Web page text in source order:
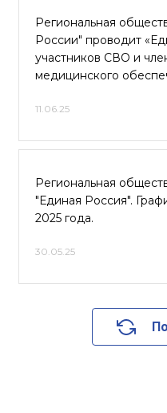
Региональная
России" проводит
участников СВО и
медицинского
11.06.25
Региональная
"Единая Россия".
2025 года.
30.05.25